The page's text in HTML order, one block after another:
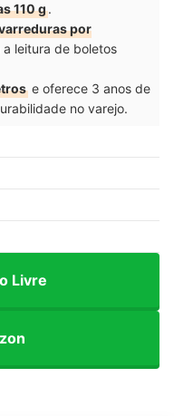
110 g.
por
leitura de boletos
e oferece 3 anos de
no varejo.
Livre